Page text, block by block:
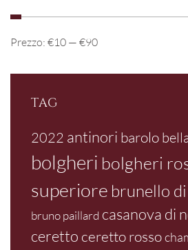
Prezzo
Prezzo
Prezzo: €10 — €90
TAG
2022 antinori barolo
bolgheri bolgheri
superiore brunello
bruno paillard casanova di
ceretto ceretto rosso